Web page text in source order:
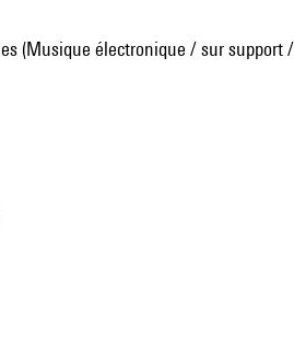
(Musique électronique / sur support